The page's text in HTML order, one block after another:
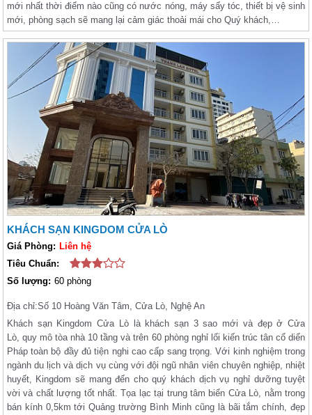
mới nhất thời điểm nào cũng có nước nóng, máy sấy tóc, thiết bị vệ sinh
mới, phòng sạch sẽ mang lại cảm giác thoải mái cho Quý khách,…
KHÁCH SẠN KINGDOM CỬA LÒ
Giá Phòng: Liên hệ
Tiêu Chuẩn:
Số lượng: 60 phòng
Địa chỉ:Số 10 Hoàng Văn Tâm, Cửa Lò, Nghệ An
Khách sạn Kingdom Cửa Lò là khách sạn 3 sao mới và đẹp ở Cửa
Lò, quy mô tòa nhà 10 tầng và trên 60 phòng nghỉ lối kiến trúc tân cổ diển
Pháp toàn bộ đầy đủ tiện nghi cao cấp sang trọng. Với kinh nghiệm trong
ngành du lịch và dịch vụ cùng với đội ngũ nhân viên chuyên nghiệp, nhiệt
huyết, Kingdom sẽ mang đến cho quý khách dịch vụ nghỉ dưỡng tuyệt
vời và chất lượng tốt nhất.Tọa lạc tại trung tâm biển Cửa Lò, nằm trong
bán kính 0,5km tới Quảng trường Bình Minh cũng là bãi tắm chính, đẹp